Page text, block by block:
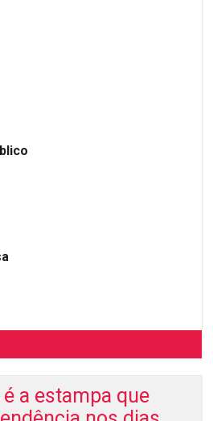
a estampa que